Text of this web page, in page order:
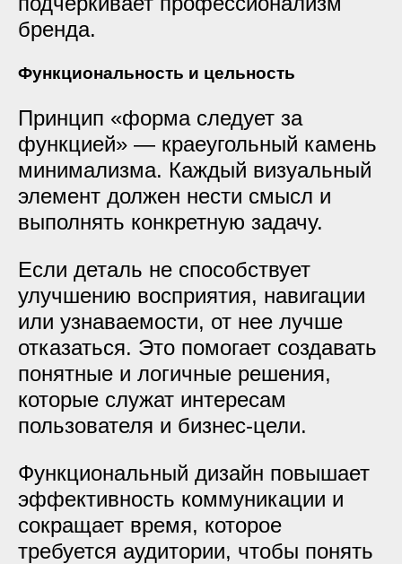
бренда.
Функциональность и цельность
Принцип «форма следует за
функцией» — краеугольный камень
минимализма. Каждый визуальный
элемент должен нести смысл и
выполнять конкретную задачу.
Если деталь не способствует
улучшению восприятия, навигации
или узнаваемости, от нее лучше
отказаться. Это помогает создавать
понятные и логичные решения,
которые служат интересам
пользователя и бизнес-цели.
Функциональный дизайн повышает
эффективность коммуникации и
сокращает время, которое
требуется аудитории, чтобы понять